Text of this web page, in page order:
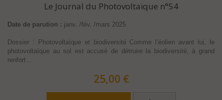
Le Journal du Photovoltaïque n°54
Date de parution : janv. /fév. /mars 2025
Dossier : Photovoltaïque et biodiversité Comme l’éolien avant lui, le
photovoltaïque au sol est accusé de détruire la biodiversité, à grand
renfort...
25,00 €